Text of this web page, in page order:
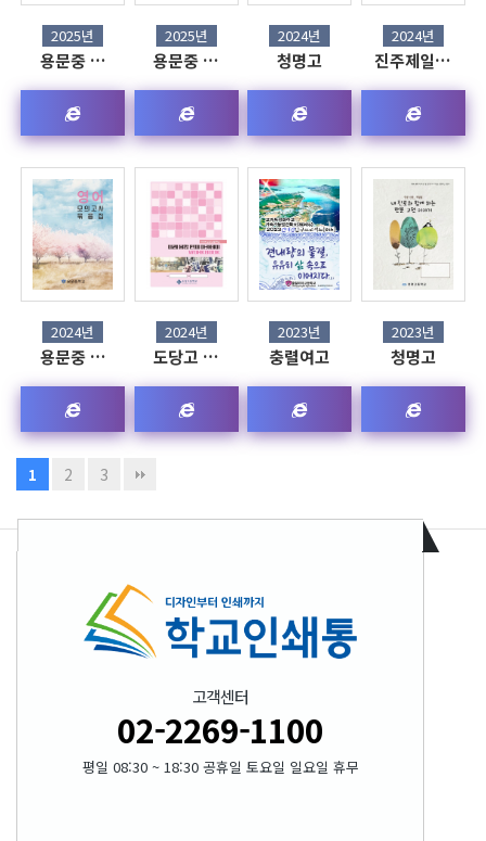
2025년
용문중 …
2025년
용문중 …
2024년
청명고
2024년
진주제일…
2024년
용문중 …
2024년
도당고 …
2023년
충렬여고
2023년
청명고
1 2 3
고객센터
02-2269-1100
평일 08:30 ~ 18:30 공휴일 토요일 일요일 휴무